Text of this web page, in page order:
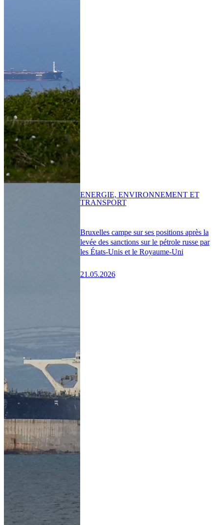
Bruxelles campe sur ses positions après la
levée des sanctions sur le pétrole russe par
les États-Unis et le Royaume-Uni
21.05.2026
ENERGIE, ENVIRONNEMENT ET
TRANSPORT